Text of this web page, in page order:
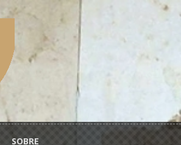
SOBRE